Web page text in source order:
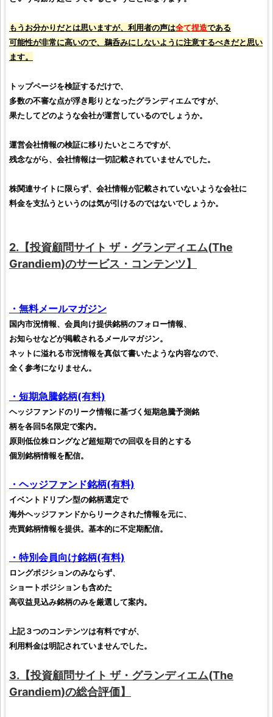
もうお分かりだとは思いますが、利用者の声は全て捏造である
可能性が非常に高いので、鵜呑みにしないように注意するべきだと思い
ます。
トップページを検証するだけで、
多数の不審な点が浮き彫りとなったグランディエムですが、
果たしてどのような会社が運営しているのでしょうか。
運営会社情報の検証に移りたいところですが、
残念ながら、会社情報は一切記載されていませんでした。
株関連サイトに限らず、会社情報が記載されていないような会社に
料金を支払うというのは気が引けるのではないでしょうか。
2.【投資顧問サイト ザ・グランディエム(The
Grandiem)のサービス・コンテンツ】
・無料メールマガジン
国内市況情報、会員向け提供銘柄のフォロー情報、
お知らせなどが掲載されるメールマガジン。
ネットに溢れる市況情報を真似て書いたような内容なので、
全く参考になりません。
・短期急騰銘柄(有料)
ヘッジファンドのリーク情報に基づく短期急騰予測銘
柄を各回5名限定で案内。
原則低位株ロングなど超短期での回収を目的とする
個別銘柄情報を配信。
・ ヘッジファンド銘柄(有料)
イベントドリブン型の銘柄選定で
海外ヘッジファンドからリークされた情報を元に、
売買銘柄情報を提供。基本的に不定期配信。
・特別会員向け銘柄(有料)
ロングポジションのみならず、
ショートポジションも含めた
高収益見込み銘柄のみを厳選して案内。
上記３つのコンテンツは有料ですが、
利用料金は明記されていませんでした。
3.【投資顧問サイト ザ・グランディエム(The
Grandiem)の総合評価】